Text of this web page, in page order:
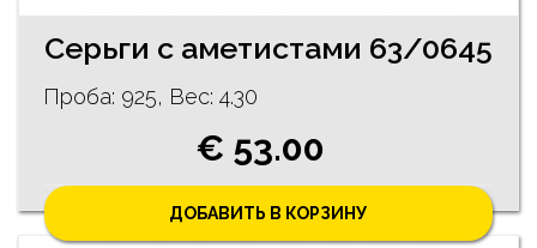
Cерьги с аметистами 63/0645
Проба: 925, Bес: 4.30
€ 53.00
ДОБАВИТЬ В КОРЗИНУ